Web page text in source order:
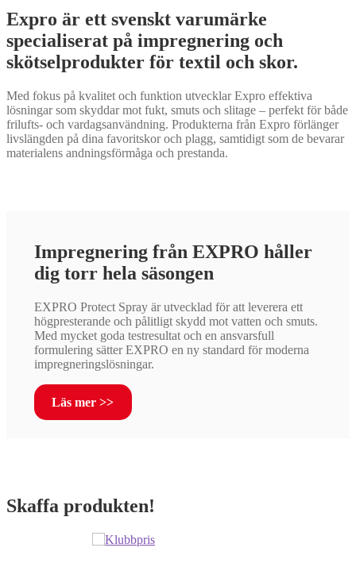
Expro är ett svenskt varumärke
specialiserat på impregnering och
skötselprodukter för textil och skor.
Med fokus på kvalitet och funktion utvecklar Expro effektiva
lösningar som skyddar mot fukt, smuts och slitage – perfekt för både
frilufts- och vardagsanvändning. Produkterna från Expro förlänger
livslängden på dina favoritskor och plagg, samtidigt som de bevarar
materialens andningsförmåga och prestanda.
Impregnering från EXPRO håller
dig torr hela säsongen
EXPRO Protect Spray är utvecklad för att leverera ett
högpresterande och pålitligt skydd mot vatten och smuts.
Med mycket goda testresultat och en ansvarsfull
formulering sätter EXPRO en ny standard för moderna
impregneringslösningar.
Läs mer >>
Skaffa produkten!